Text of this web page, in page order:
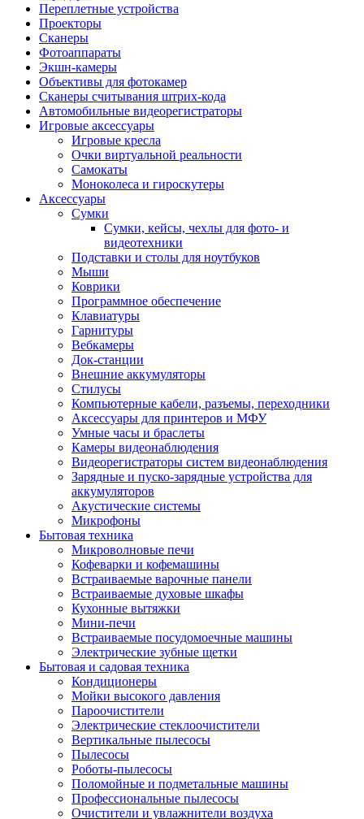
Переплетные устройства
Проекторы
Сканеры
Фотоаппараты
Экшн-камеры
Объективы для фотокамер
Сканеры считывания штрих-кода
Автомобильные видеорегистраторы
Игровые аксессуары
Игровые кресла
Очки виртуальной реальности
Самокаты
Моноколеса и гироскутеры
Аксессуары
Сумки
Сумки, кейсы, чехлы для фото- и
видеотехники
Подставки и столы для ноутбуков
Мыши
Коврики
Программное обеспечение
Клавиатуры
Гарнитуры
Вебкамеры
Док-станции
Внешние аккумуляторы
Стилусы
Компьютерные кабели, разъемы, переходники
Аксессуары для принтеров и МФУ
Умные часы и браслеты
Камеры видеонаблюдения
Видеорегистраторы систем видеонаблюдения
Зарядные и пуско-зарядные устройства для
аккумуляторов
Акустические системы
Микрофоны
Бытовая техника
Микроволновые печи
Кофеварки и кофемашины
Встраиваемые варочные панели
Встраиваемые духовые шкафы
Кухонные вытяжки
Мини-печи
Встраиваемые посудомоечные машины
Электрические зубные щетки
Бытовая и садовая техника
Кондиционеры
Мойки высокого давления
Пароочистители
Электрические стеклоочистители
Вертикальные пылесосы
Пылесосы
Роботы-пылесосы
Поломойные и подметальные машины
Профессиональные пылесосы
Очистители и увлажнители воздуха